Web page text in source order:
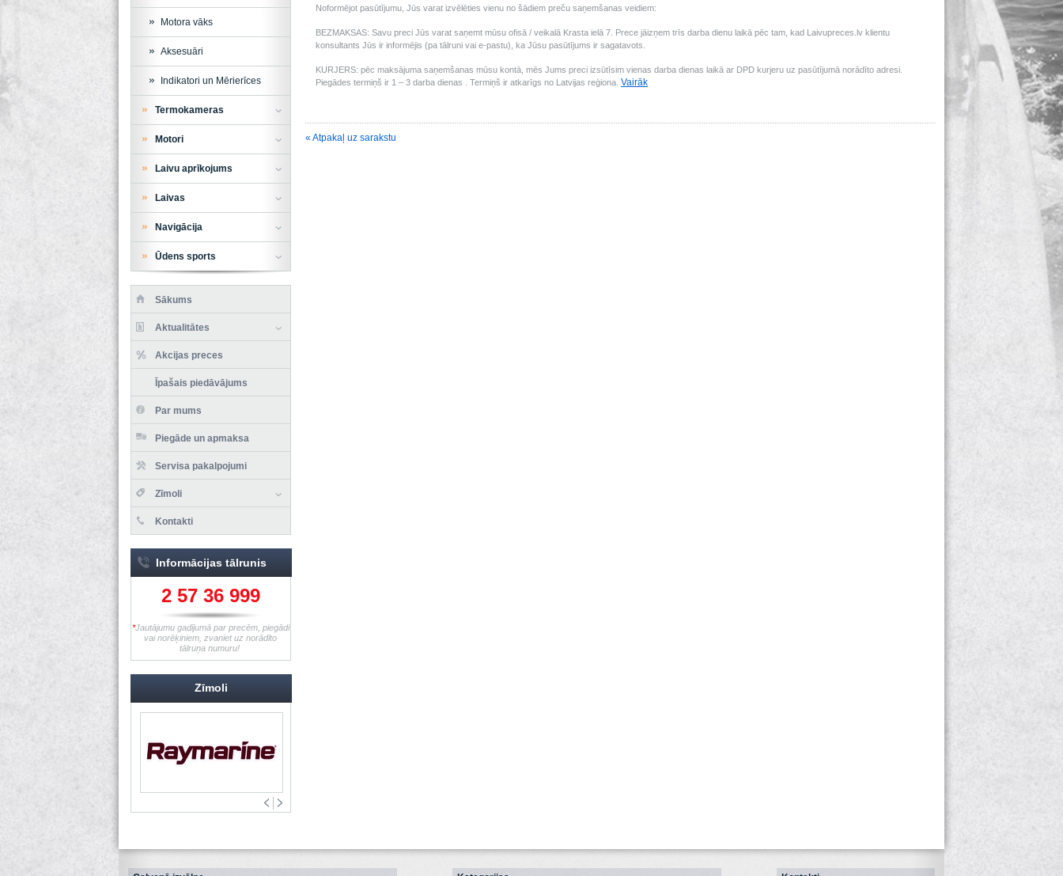
Noformējot pasūtījumu, Jūs varat izvēlēties vienu no šādiem preču saņemšanas veidiem:
BEZMAKSAS: Savu preci Jūs varat saņemt mūsu ofisā / veikalā Krasta ielā 7. Prece jāizņem trīs darba dienu laikā pēc tam, kad Laivupreces.lv klientu
konsultants Jūs ir informējis (pa tālruni vai e-pastu), ka Jūsu pasūtījums ir sagatavots.
KURJERS: pēc maksājuma saņemšanas mūsu kontā, mēs Jums preci izsūtīsim vienas darba dienas laikā ar DPD kurjeru uz pasūtījumā norādīto adresi.
Piegādes termiņš ir 1 – 3 darba dienas . Termiņš ir atkarīgs no Latvijas reģiona. Vairāk
« Atpakaļ uz sarakstu
Motora vāks
Aksesuāri
Indikatori un Mērierīces
Termokameras
Motori
Laivu aprīkojums
Laivas
Navigācija
Ūdens sports
Sākums
Aktualitātes
Akcijas preces
Īpašais piedāvājums
Par mums
Piegāde un apmaksa
Servisa pakalpojumi
Zīmoli
Kontakti
Informācijas tālrunis
2 57 36 999
*Jautājumu gadījumā par precēm, piegādi
vai norēķiniem, zvaniet uz norādīto
tālruņa numuru!
Zīmoli